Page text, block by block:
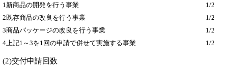
1新商品の開発を行う事業
1/2
2既存商品の改良を行う事業
1/2
3商品パッケージの改良を行う事業
1/2
4上記1～3を1回の申請で併せて実施する事業
1/2
(2)交付申請回数